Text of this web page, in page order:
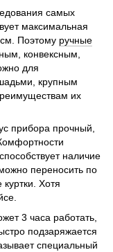
самых
максимальная
Поэтому ручные
конвексным,
для
крупным
их
прибора прочный,
наличие
переносить по
Хотя
3 часа работать,
подзаряжается
специальный